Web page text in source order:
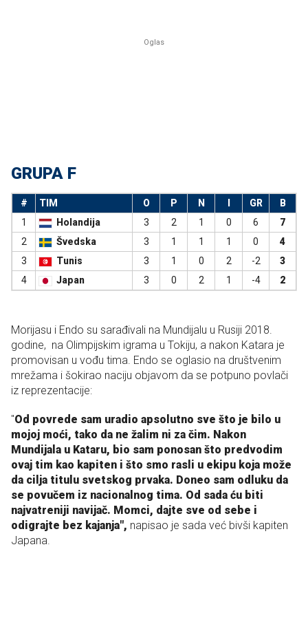
GRUPA F
# TIM O P N GR
B
1
Holandija 3 2 1 0 6
7
2
Švedska 3 1 1 1 0
4
3
Tunis 3 1 0 2 -2
3
4
Japan 3 0 2 1 -4 2
Morijasu i Endo su sarađivali na Mundijalu u Rusiji 2018.
godine, na Olimpijskim igrama u Tokiju, a nakon Katara je
promovisan u vođu tima. Endo se oglasio na društvenim
mrežama i šokirao naciju objavom da se potpuno povlači
iz reprezentacije:
"Od povrede sam uradio apsolutno sve što je bilo u
mojoj moći, tako da ne žalim ni za čim. Nakon
Mundijala u Kataru, bio sam ponosan što predvodim
ovaj tim kao kapiten i što smo rasli u ekipu koja može
da cilja titulu svetskog prvaka. Doneo sam odluku da
se povučem iz nacionalnog tima. Od sada ću biti
najvatreniji navijač. Momci, dajte sve od sebe i
odigrajte bez kajanja", napisao je sada već bivši kapiten
Japana.